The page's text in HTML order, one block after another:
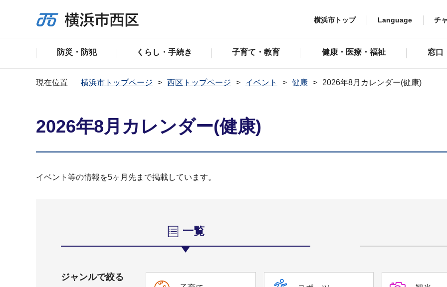
横浜市トップ Language チ
防災・防犯 くらし・手続き 子育て・教育 健康・医療・福祉 窓口
現在位置 横浜市トップページ 西区トップページ イベント 健康 2026年8月カレンダー(健康)
2026年8月カレンダー(健康)
イベント等の情報を5ヶ月先まで掲載しています。
一覧
ジャンルで絞る